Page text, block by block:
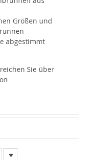
Größen und
abgestimmt
Sie über